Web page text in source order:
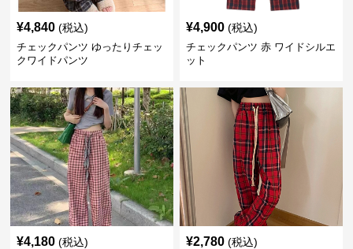
¥4,840 (税込)
チェックパンツ ゆったりチェッ
クワイドパンツ
¥4,900 (税込)
チェックパンツ 赤 ワイドシルエ
ット
¥4,180 (税込) ¥2,780 (税込)